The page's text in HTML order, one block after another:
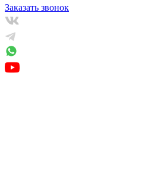
Заказать звонок